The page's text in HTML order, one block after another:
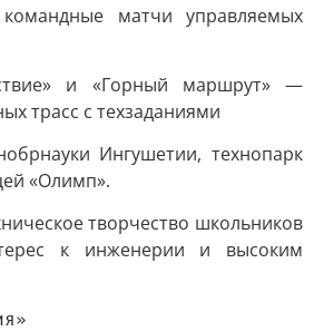
матчи управляемых
и «Горный маршрут» —
трасс с техзаданиями
Ингушетии, технопарк
«Олимп».
творчество школьников
к инженерии и высоким